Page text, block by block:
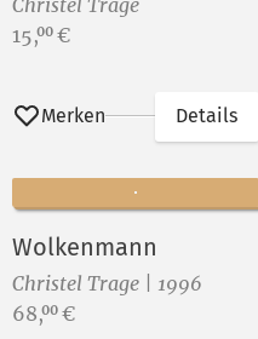
Preis:
15,00 €
Merken Details
Wolkenmann
Christel Trage | 1996
Preis:
68,00 €